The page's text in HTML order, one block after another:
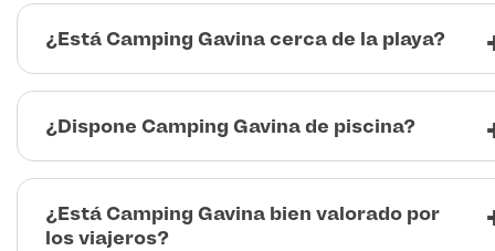
¿Está Camping Gavina cerca de la playa?
¿Dispone Camping Gavina de piscina?
¿Está Camping Gavina bien valorado por
los viajeros?